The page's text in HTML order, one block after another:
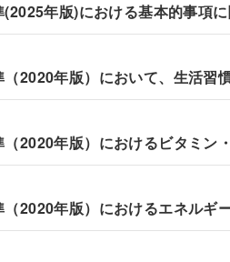
年版)における基本的事項に
2020年版）において、生活習
2020年版）におけるビタミン
2020年版）におけるエネルギ